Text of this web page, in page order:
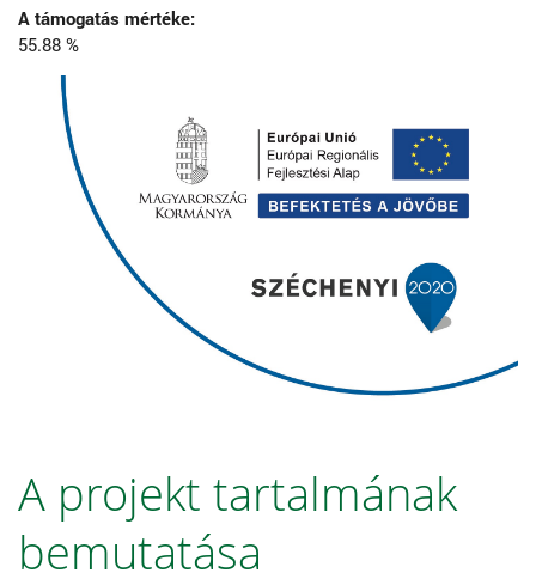
A támogatás mértéke:
55.88 %
A projekt tartalmának
bemutatása